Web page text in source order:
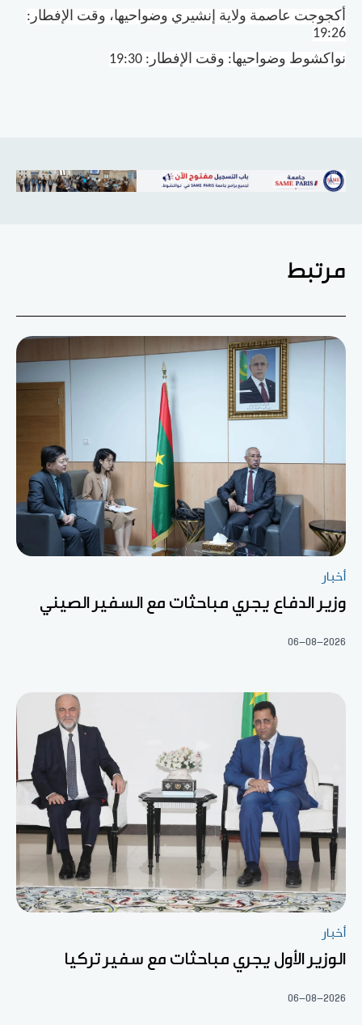
أكجوجت عاصمة ولاية إنشيري وضواحيها، وقت الإفطار:
19:26
نواكشوط وضواحيها: وقت الإفطار: 19:30
مرتبط
أخبار
وزير الدفاع يجري مباحثات مع السفير الصيني
06-08-2026
أخبار
الوزير الأول يجري مباحثات مع سفير تركيا
06-08-2026